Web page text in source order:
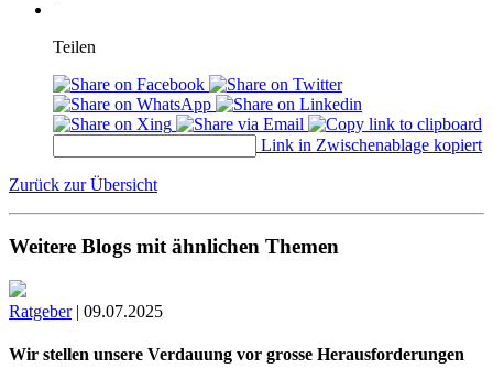
Teilen
Link in Zwischenablage kopiert
Zurück zur Übersicht
Weitere Blogs mit ähnlichen Themen
Ratgeber | 09.07.2025
Wir stellen unsere Verdauung vor grosse Herausforderungen